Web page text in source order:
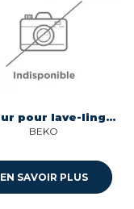
Moteur pour lave-linge Beko 2860790100
BEKO
EN SAVOIR PLUS